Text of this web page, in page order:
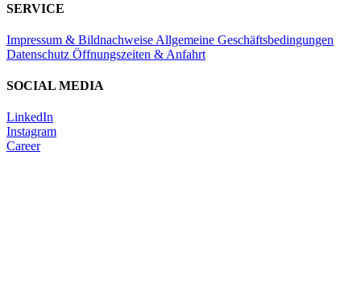
SERVICE
Impressum & Bildnachweise Allgemeine Geschäftsbedingungen
Datenschutz Öffnungszeiten & Anfahrt
SOCIAL MEDIA
LinkedIn
Instagram
Career